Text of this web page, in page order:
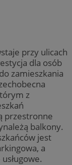
przy ulicach
dla osób
zamieszkania
z
przestronne
balkony.
jest
a